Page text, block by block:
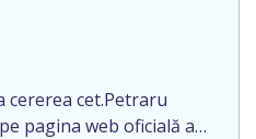
domiciliată în
pierderea originalului
de donație nr.4493 din
Plata […]
cererea cet.Petraru
pagina web oficială a